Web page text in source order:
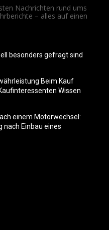
Nachrichten rund ums
– alles auf einen
besonders gefragt sind
Beim Kauf
Wissen
einem Motorwechsel:
nach Einbau eines